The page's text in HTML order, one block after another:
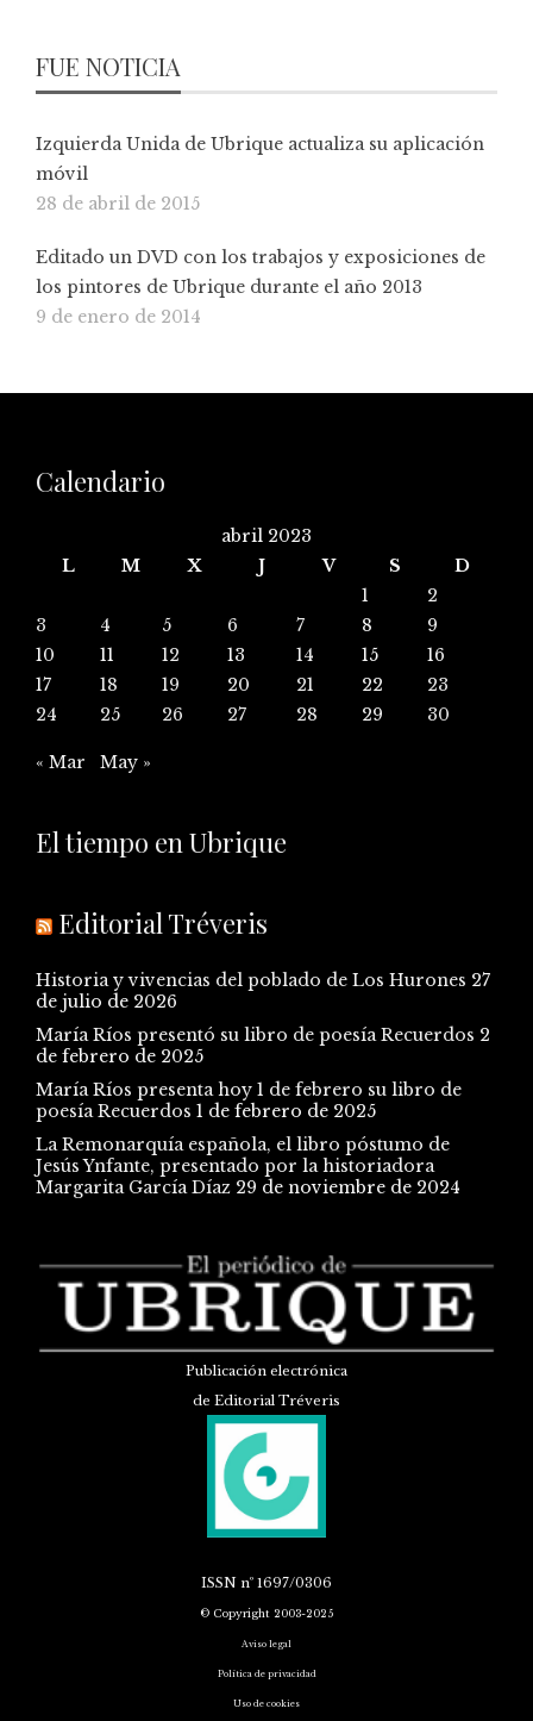
FUE NOTICIA
Izquierda Unida de Ubrique actualiza su aplicación
móvil
28 de abril de 2015
Editado un DVD con los trabajos y exposiciones de
los pintores de Ubrique durante el año 2013
9 de enero de 2014
Calendario
abril 2023
L
M X J V S
D
1
2
3
4 5 6 7 8
9
10
11 12 13 14 15
16
17
18 19 20 21 22
23
24
25 26 27 28 29 30
« Mar May »
El tiempo en Ubrique
Editorial Tréveris
Historia y vivencias del poblado de Los Hurones 27
de julio de 2026
María Ríos presentó su libro de poesía Recuerdos 2
de febrero de 2025
María Ríos presenta hoy 1 de febrero su libro de
poesía Recuerdos 1 de febrero de 2025
La Remonarquía española, el libro póstumo de
Jesús Ynfante, presentado por la historiadora
Margarita García Díaz 29 de noviembre de 2024
Publicación electrónica
de Editorial Tréveris
ISSN nº 1697/0306
© Copyright 2003-2025
Aviso legal
Política de privacidad
Uso de cookies